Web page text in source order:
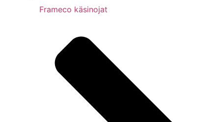
Frameco käsinojat